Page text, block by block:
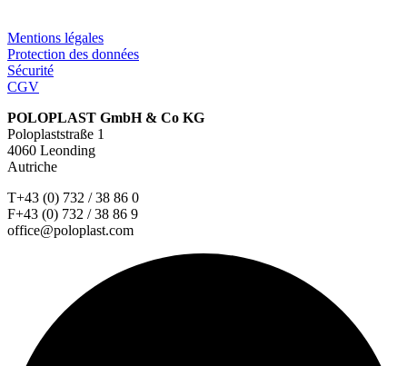
Mentions légales
Protection des données
Sécurité
CGV
POLOPLAST GmbH & Co KG
Poloplaststraße 1
4060 Leonding
Autriche
T+43 (0) 732 / 38 86 0
F+43 (0) 732 / 38 86 9
office@poloplast.com